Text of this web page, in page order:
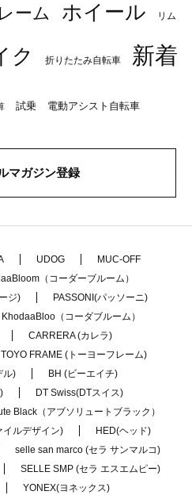
ーム ホイール リム
ク 折りたたみ自転車
新着
試乗 電動アシスト自転車
マガジン登録
UDOG
MUC-OFF
（コーダーブルーム）
ジ)
PASSONI(パッソーニ)
KhodaaBloo（コーダブルーム）
CARRERA (カレラ)
TOYO FRAME (トーヨーフレーム)
ル)
BH (ビーエイチ)
DT Swiss(DTスイス)
Black（アブソリュートブラック）
イルデザイン)
HED(ヘッド)
selle san marco (セラ サンマルコ)
SELLE SMP (セラ エスエムピー)
YONEX(ヨネックス)